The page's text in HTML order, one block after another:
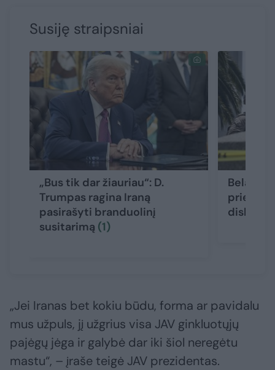
Susiję straipsniai
„Bus tik dar žiauriau“: D.
Trumpas ragina Iraną
pasirašyti branduolinį
susitarimą (1)
prieš D.
„Jei Iranas bet kokiu būdu, forma ar pavidalu
mus užpuls, jį užgrius visa JAV ginkluotųjų
pajėgų jėga ir galybė dar iki šiol neregėtu
mastu“, – įraše teigė JAV prezidentas.